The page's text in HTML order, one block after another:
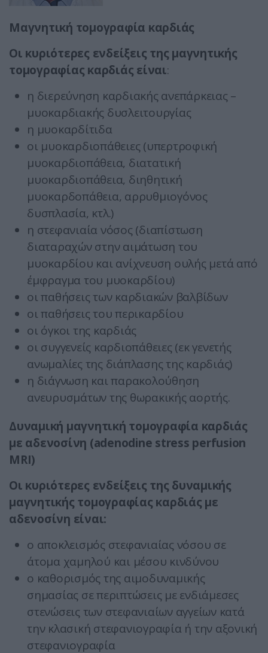
Μαγνητική τομογραφία καρδιάς
Οι κυριότερες ενδείξεις της μαγνητικής
τομογραφίας καρδιάς είναι:
η διερεύνηση καρδιακής ανεπάρκειας –
μυοκαρδιακής δυσλειτουργίας
η μυοκαρδίτιδα
οι μυοκαρδιοπάθειες (υπερτροφική
μυοκαρδιοπάθεια, διατατική
μυοκαρδιοπάθεια, διηθητική
μυοκαρδοπάθεια, αρρυθμιογόνος
δυσπλασία, κτλ.)
η στεφανιαία νόσος (διαπίστωση
διαταραχών στην αιμάτωση του
μυοκαρδίου και ανίχνευση ουλής μετά από
έμφραγμα του μυοκαρδίου)
οι παθήσεις των καρδιακών βαλβίδων
οι παθήσεις του περικαρδίου
οι όγκοι της καρδιάς
οι συγγενείς καρδιοπάθειες (εκ γενετής
ανωμαλίες της διάπλασης της καρδιάς)
η διάγνωση και παρακολούθηση
ανευρυσμάτων της θωρακικής αορτής.
Δυναμική μαγνητική τομογραφία καρδιάς
με αδενοσίνη (adenodine stress perfusion
MRI)
Οι κυριότερες ενδείξεις της δυναμικής
μαγνητικής τομογραφίας καρδιάς με
αδενοσίνη είναι:
ο αποκλεισμός στεφανιαίας νόσου σε
άτομα χαμηλού και μέσου κινδύνου
ο καθορισμός της αιμοδυναμικής
σημασίας σε περιπτώσεις με ενδιάμεσες
στενώσεις των στεφανιαίων αγγείων κατά
την κλασική στεφανιογραφία ή την αξονική
στεφανιογραφία